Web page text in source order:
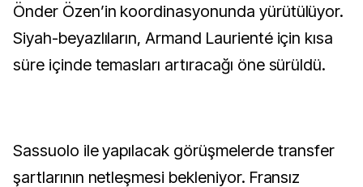
Önder Özen’in koordinasyonunda yürütülüyor.
Siyah-beyazlıların, Armand Laurienté için kısa
süre içinde temasları artıracağı öne sürüldü.
Sassuolo ile yapılacak görüşmelerde transfer
şartlarının netleşmesi bekleniyor. Fransız